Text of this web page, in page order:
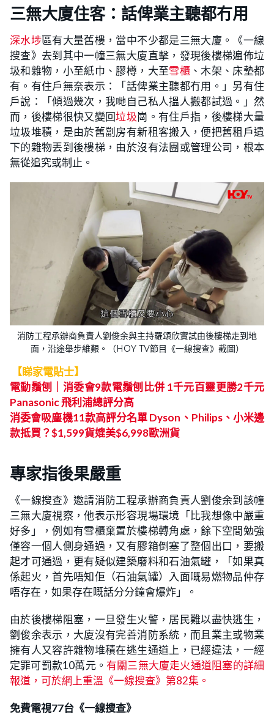
三無大廈住客：話俾業主聽都冇用
深水埗區有大量舊樓，當中不少都是三無大廈。《一線
搜查》去到其中一幢三無大廈直擊，發現後樓梯遍佈垃
圾和雜物，小至紙巾、膠樽，大至雪櫃、木架、床墊都
有。有住戶無奈表示：「話俾業主聽都冇用。」另有住
戶說：「傾過幾次，我哋自己私人搵人搬都試過。」然
而，後樓梯很快又變回垃圾崗。有住戶指，後樓梯大量
垃圾堆積，是由於舊劏房有新租客搬入，便把舊租戶遺
下的雜物丟到後樓梯，由於沒有法團或管理公司，根本
無從追究或制止。
消防工程承辦商負責人劉俊余與主持羅頌欣實試由後樓梯走到地
面，沿途舉步維艱。（HOY TV節目《一線搜查》截圖）
【睇家電貼士】
電動鬚刨｜消委會9款電鬚刨比併 1千元百靈更勝2千元
Panasonic 飛利浦總評分高
消委會吸塵機11款高評分名單 Dyson、Philips、小米邊
款抵買？$1,599貨媲美$6,998歐洲貨
專家指後果嚴重
《一線搜查》邀請消防工程承辦商負責人劉俊余到該幢
三無大廈視察，他表示形容現場環境「比我想像中嚴重
好多」，例如有雪櫃棄置於樓梯轉角處，餘下空間勉強
僅容一個人側身通過，又有膠箱倒塞了整個出口，要搬
起才可通過，更有疑似建築廢料和石油氣罐，「如果真
係起火，首先唔知佢（石油氣罐）入面嘅易燃物品仲存
唔存在，如果存在嘅話分分鐘會爆炸」。
由於後樓梯阻塞，一旦發生火警，居民難以盡快逃生，
劉俊余表示，大廈沒有完善消防系統，而且業主或物業
擁有人又容許雜物堆積在逃生通道上，已經違法，一經
定罪可罰款10萬元。 有關三無大廈走火通道阻塞的詳細
報道，可於網上重溫《一線搜查》第82集 。
免費電視77台《一線搜查》